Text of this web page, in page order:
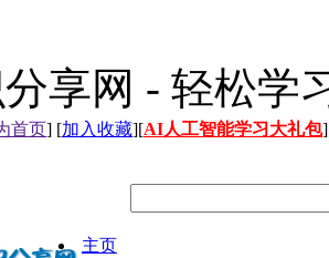
分享网 - 轻松学
首页] [加入收藏][AI人工智能学习大礼包]
主页